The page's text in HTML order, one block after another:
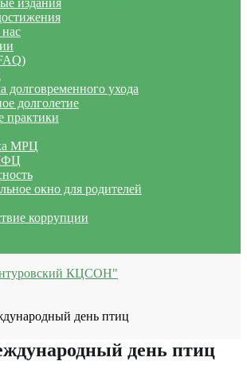
долговременного ухода
долголетие
практики
МРЦ
окно для родителей
коррупции
КЦСОН"
день птиц
день птиц